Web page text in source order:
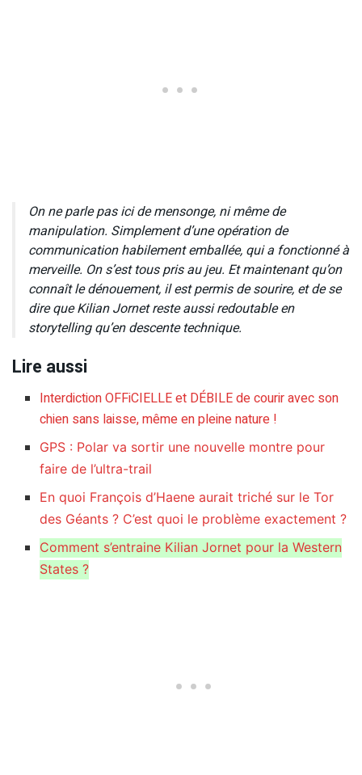
On ne parle pas ici de mensonge, ni même de
manipulation. Simplement d’une opération de
communication habilement emballée, qui a fonctionné à
merveille. On s’est tous pris au jeu. Et maintenant qu’on
connaît le dénouement, il est permis de sourire, et de se
dire que Kilian Jornet reste aussi redoutable en
storytelling qu’en descente technique.
Lire aussi
Interdiction OFFiCIELLE et DÉBILE de courir avec son
chien sans laisse, même en pleine nature !
GPS : Polar va sortir une nouvelle montre pour
faire de l’ultra-trail
En quoi François d’Haene aurait triché sur le Tor
des Géants ? C’est quoi le problème exactement ?
Comment s’entraine Kilian Jornet pour la Western
States ?